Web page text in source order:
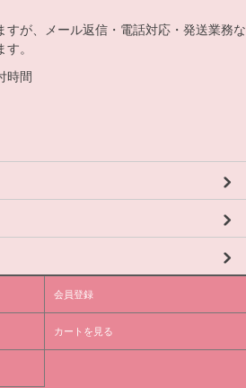
が、メール返信・電話対応・発送業務な
。
時間
会員登録
カートを見る